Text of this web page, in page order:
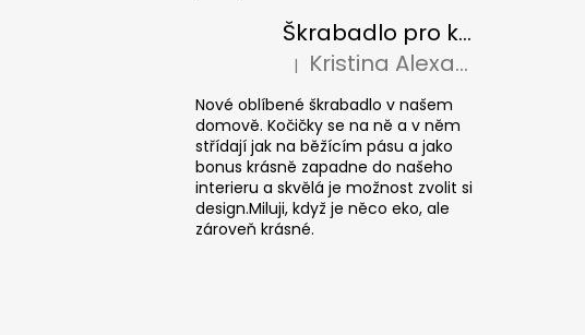
Škrabadlo pro kočky CUBE Colour
Hodnocení produktu je 5 z 5 hvězdiček.
| Kristina Alexandrová
Nové oblíbené škrabadlo v našem
domově. Kočičky se na ně a v něm
střídají jak na běžícím pásu a jako
bonus krásně zapadne do našeho
interieru a skvělá je možnost zvolit si
design.Miluji, když je něco eko, ale
zároveň krásné.